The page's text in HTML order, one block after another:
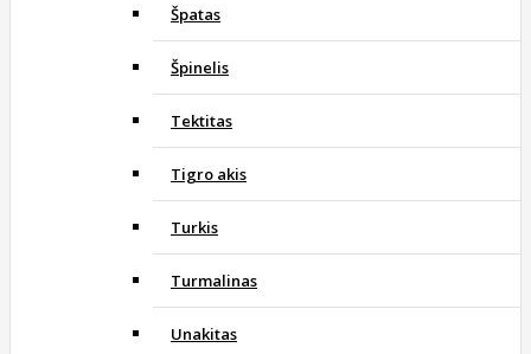
Špatas
Špinelis
Tektitas
Tigro akis
Turkis
Turmalinas
Unakitas